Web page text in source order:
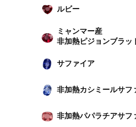
ルビー
ミャンマー産
非加熱ピジョンブラッ
サファイア
非加熱カシミールサフ
非加熱パパラチアサフ